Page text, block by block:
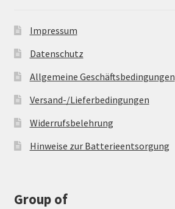
Impressum
Datenschutz
Allgemeine Geschäftsbedingungen
Versand-/Lieferbedingungen
Widerrufsbelehrung
Hinweise zur Batterieentsorgung
Group of